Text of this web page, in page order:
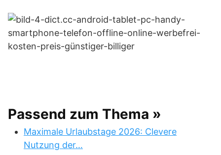
Passend zum Thema »
Maximale Urlaubstage 2026: Clevere
Nutzung der…